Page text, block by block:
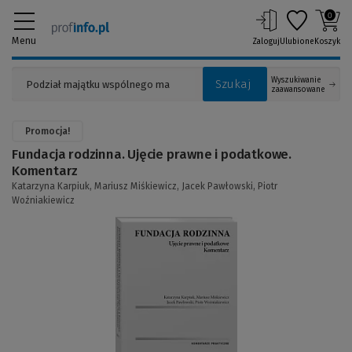
Menu
Szukaj
Wyszukiwanie
zaawansowane
ZalogujUlubione
0
Koszyk
Promocja!
Fundacja rodzinna. Ujęcie prawne i podatkowe.
Komentarz
Katarzyna Karpiuk, Mariusz Miśkiewicz, Jacek Pawłowski, Piotr
Woźniakiewicz